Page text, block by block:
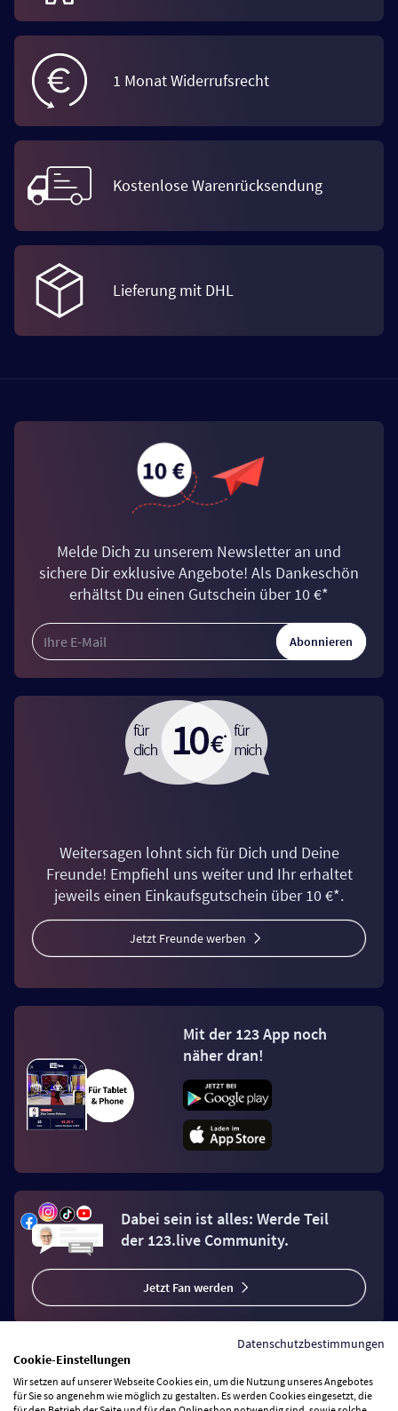
1 Monat Widerrufsrecht
Kostenlose Warenrücksendung
Lieferung mit DHL
Melde Dich zu unserem Newsletter an und
sichere Dir exklusive Angebote! Als Dankeschön
erhältst Du einen Gutschein über 10 €*
Abonnieren
Weitersagen lohnt sich für Dich und Deine
Freunde! Empfiehl uns weiter und Ihr erhaltet
jeweils einen Einkaufsgutschein über 10 €*.
Jetzt Freunde werben
Mit der 123 App noch
näher dran!
Dabei sein ist alles: Werde Teil
der 123.live Community.
Jetzt Fan werden
Vertrag widerrufen
Datenschutzbestimmungen
Cookie-Einstellungen
Wir setzen auf unserer Webseite Cookies ein, um die Nutzung unseres Angebotes
für Sie so angenehm wie möglich zu gestalten. Es werden Cookies eingesetzt, die